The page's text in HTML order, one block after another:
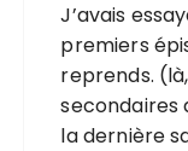
J’avais
premiers
reprends.
secondaires
la dernière